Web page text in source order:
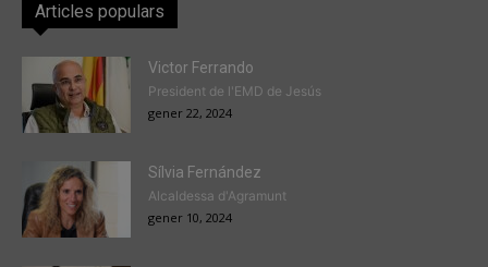
Articles populars
Victor Ferrando
President de l'EMD de Jesús
gener 22, 2024
Sílvia Fernández
Alcaldessa d'Agramunt
gener 10, 2024